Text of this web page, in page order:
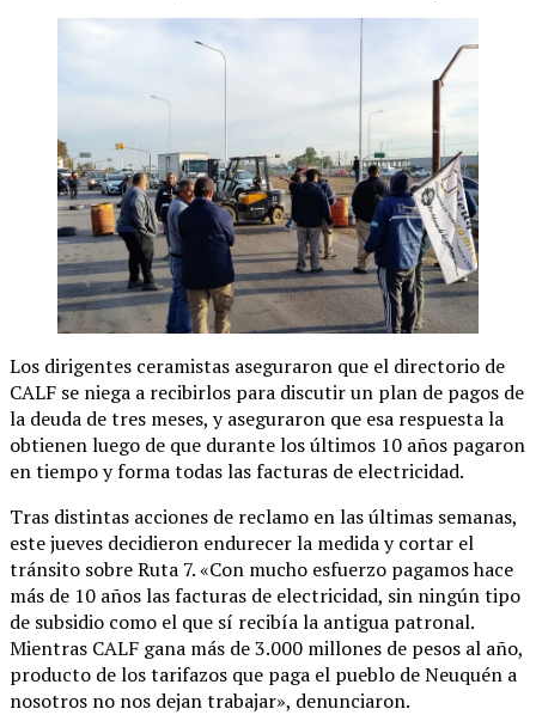
Los dirigentes ceramistas aseguraron que el directorio de
CALF se niega a recibirlos para discutir un plan de pagos de
la deuda de tres meses, y aseguraron que esa respuesta la
obtienen luego de que durante los últimos 10 años pagaron
en tiempo y forma todas las facturas de electricidad.
Tras distintas acciones de reclamo en las últimas semanas,
este jueves decidieron endurecer la medida y cortar el
tránsito sobre Ruta 7. «Con mucho esfuerzo pagamos hace
más de 10 años las facturas de electricidad, sin ningún tipo
de subsidio como el que sí recibía la antigua patronal.
Mientras CALF gana más de 3.000 millones de pesos al año,
producto de los tarifazos que paga el pueblo de Neuquén a
nosotros no nos dejan trabajar», denunciaron.